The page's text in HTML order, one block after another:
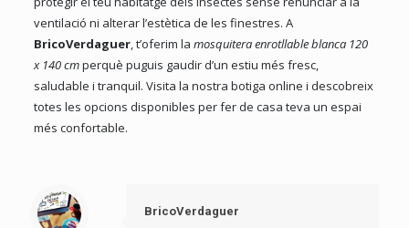
ventilació ni alterar l’estètica de les finestres. A
BricoVerdaguer, t’oferim la mosquitera enrotllable blanca 120
x 140 cmperquè puguis gaudir d’un estiu més fresc,
saludable i tranquil. Visita la nostra botiga online i descobreix
totes les opcions disponibles per fer de casa teva un espai
més confortable.
BricoVerdaguer